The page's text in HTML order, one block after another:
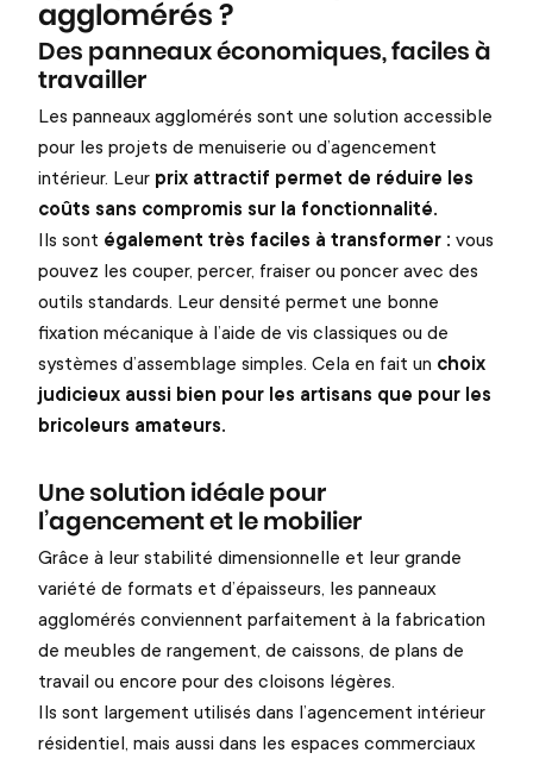
agglomérés ?
Des panneaux économiques, faciles à
travailler
Les panneaux agglomérés sont une solution accessible
pour les projets de menuiserie ou d’agencement
intérieur. Leur prix attractif permet de réduire les
coûts sans compromis sur la fonctionnalité.
Ils sont également très faciles à transformer : vous
pouvez les couper, percer, fraiser ou poncer avec des
outils standards. Leur densité permet une bonne
fixation mécanique à l’aide de vis classiques ou de
systèmes d’assemblage simples. Cela en fait un choix
judicieux aussi bien pour les artisans que pour les
bricoleurs amateurs.
Une solution idéale pour
l’agencement et le mobilier
Grâce à leur stabilité dimensionnelle et leur grande
variété de formats et d’épaisseurs, les panneaux
agglomérés conviennent parfaitement à la fabrication
de meubles de rangement, de caissons, de plans de
travail ou encore pour des cloisons légères.
Ils sont largement utilisés dans l’agencement intérieur
résidentiel, mais aussi dans les espaces commerciaux